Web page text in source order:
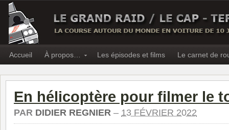
Accueil À propos… Les épisodes et films Le carnet de
En hélicoptère pour filmer le
PAR DIDIER REGNIER – 13 FÉVRIER 2022